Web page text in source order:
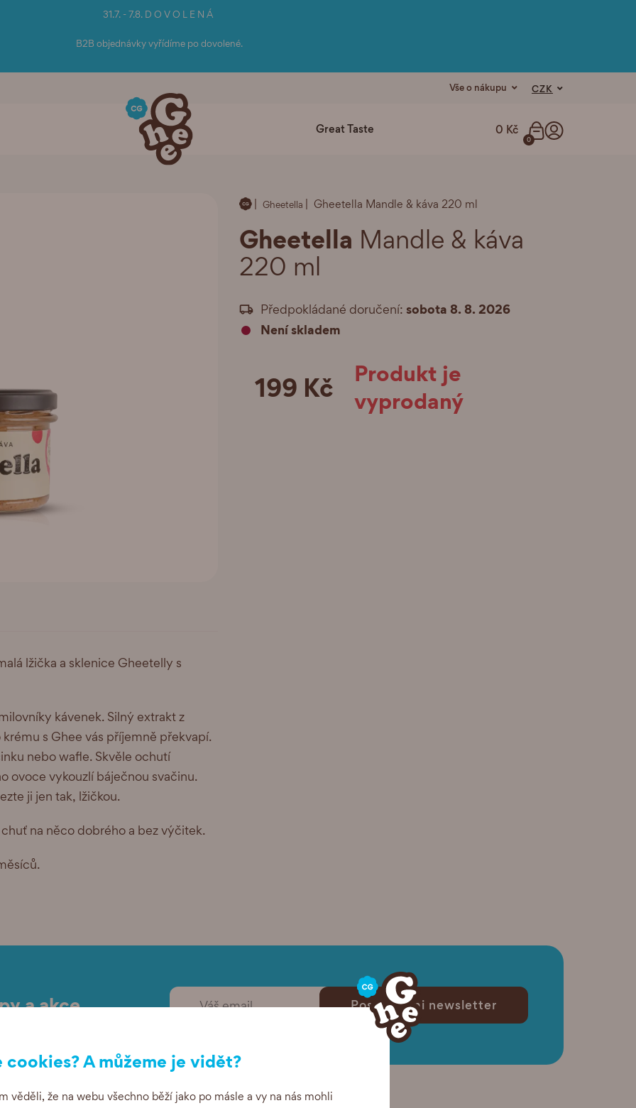
31.7. - 7.8. D O V O L E N Á
B2B objednávky vyřídíme po dovolené.
Vše o nákupu CZK
Great Taste 0 Kč
0
lžička a sklenice Gheetelly s
kávenek. Silný extrakt z
s Ghee vás příjemně překvapí.
nebo wafle. Skvěle ochutí
ovoce vykouzlí báječnou svačinu.
ji jen tak, lžičkou.
na něco dobrého a bez výčitek.
Gheetella Gheetella Mandle & káva 220 ml
Gheetella Mandle & káva
220 ml
Předpokládané doručení: sobota 8. 8. 2026
Není skladem
199 Kč
Produkt je
vyprodaný
a akce Posílejte mi newsletter
cookies? A můžeme je vidět?
věděli, že na webu všechno běží jako po másle a vy na nás mohli